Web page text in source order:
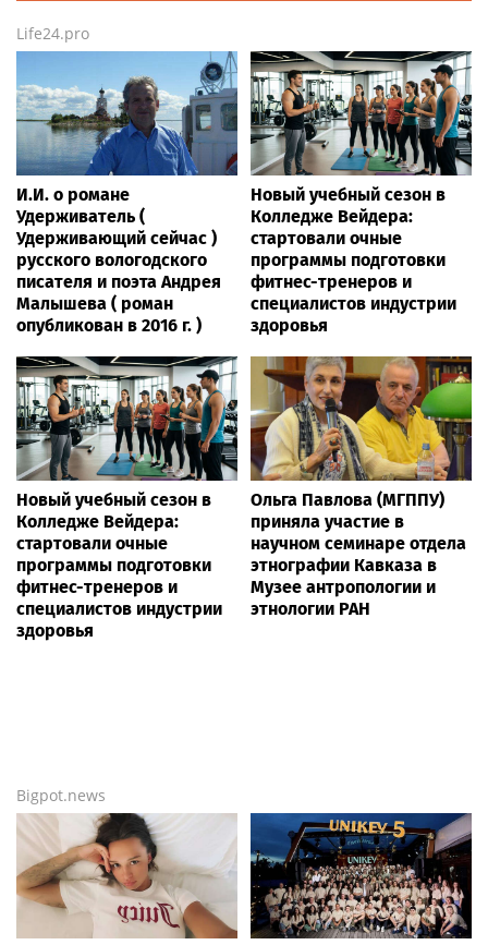
Life24.pro
И.И. о романе
Удерживатель (
Удерживающий сейчас )
русского вологодского
писателя и поэта Андрея
Малышева ( роман
опубликован в 2016 г. )
Новый учебный сезон в
Колледже Вейдера:
стартовали очные
программы подготовки
фитнес-тренеров и
специалистов индустрии
здоровья
Новый учебный сезон в
Колледже Вейдера:
стартовали очные
программы подготовки
фитнес-тренеров и
специалистов индустрии
здоровья
Ольга Павлова (МГППУ)
приняла участие в
научном семинаре отдела
этнографии Кавказа в
Музее антропологии и
этнологии РАН
Bigpot.news